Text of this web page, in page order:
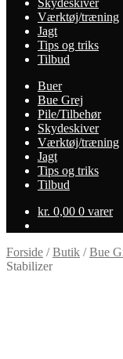
Skydeskiver
Værktøj/træning
Jagt
Tips og triks
Tilbud
Buer
Bue Grej
Pile/Tilbehør
Skydeskiver
Værktøj/træning
Jagt
Tips og triks
Tilbud
kr. 0,00 0 varer
Forside /Butik /Bue
Stabilizer